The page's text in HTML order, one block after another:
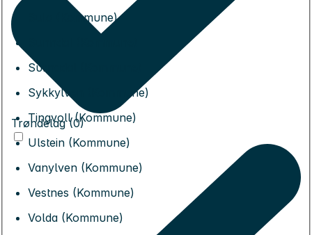
Sula (Kommune)
Surnadal (Kommune)
Sykkylven (Kommune)
Tingvoll (Kommune)
Ulstein (Kommune)
Vanylven (Kommune)
Vestnes (Kommune)
Volda (Kommune)
Trøndelag (0)